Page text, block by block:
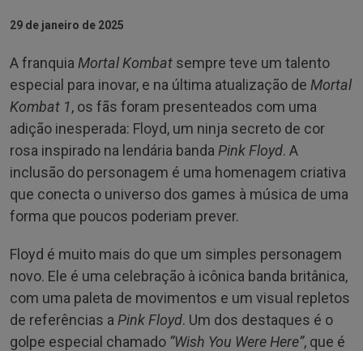
29 de janeiro de 2025
A franquia Mortal Kombat sempre teve um talento
especial para inovar, e na última atualização de Mortal
Kombat 1, os fãs foram presenteados com uma
adição inesperada: Floyd, um ninja secreto de cor
rosa inspirado na lendária banda Pink Floyd. A
inclusão do personagem é uma homenagem criativa
que conecta o universo dos games à música de uma
forma que poucos poderiam prever.
Floyd é muito mais do que um simples personagem
novo. Ele é uma celebração à icônica banda britânica,
com uma paleta de movimentos e um visual repletos
de referências a Pink Floyd. Um dos destaques é o
golpe especial chamado “Wish You Were Here”, que é